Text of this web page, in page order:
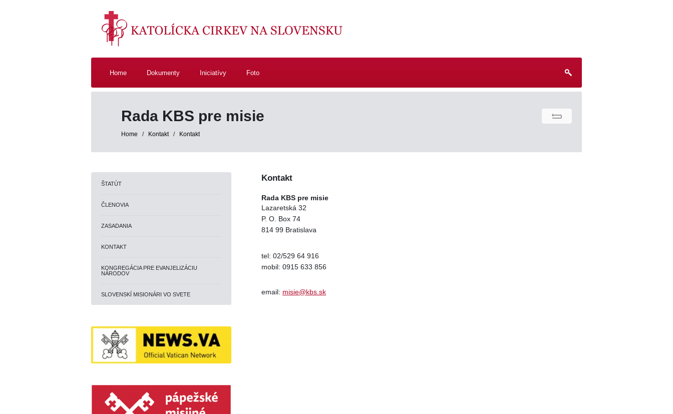
Home Dokumenty Iniciatívy Foto
Rada KBS pre misie
Home / Kontakt/ Kontakt
ŠTATÚT
ČLENOVIA
ZASADANIA
KONTAKT
KONGREGÁCIA PRE EVANJELIZÁCIU
NÁRODOV
SLOVENSKÍ MISIONÁRI VO SVETE
Kontakt
Rada KBS pre misie
Lazaretská 32
P. O. Box 74
814 99 Bratislava
tel: 02/529 64 916
mobil: 0915 633 856
email: misie@kbs.sk